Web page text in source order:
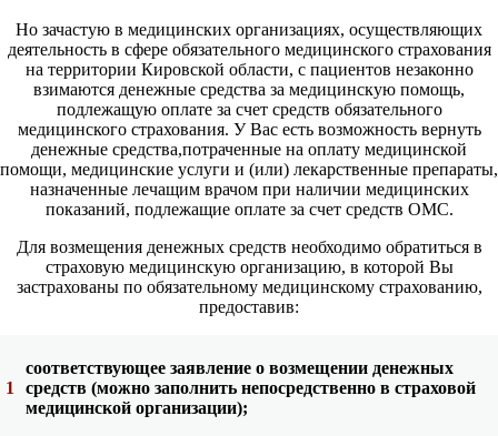
Но зачастую в медицинских организациях, осуществляющих
деятельность в сфере обязательного медицинского страхования
на территории Кировской области, с пациентов незаконно
взимаются денежные средства за медицинскую помощь,
подлежащую оплате за счет средств обязательного
медицинского страхования. У Вас есть возможность вернуть
денежные средства,потраченные на оплату медицинской
помощи, медицинские услуги и (или) лекарственные препараты,
назначенные лечащим врачом при наличии медицинских
показаний, подлежащие оплате за счет средств ОМС.
Для возмещения денежных средств необходимо обратиться в
страховую медицинскую организацию, в которой Вы
застрахованы по обязательному медицинскому страхованию,
предоставив:
1
соответствующее заявление о возмещении денежных
средств (можно заполнить непосредственно в страховой
медицинской организации);